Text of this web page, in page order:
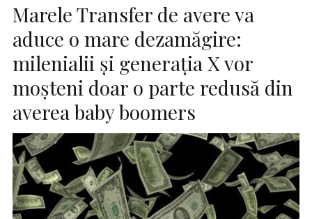
Marele Transfer de avere va
aduce o mare dezamăgire:
milenialii și generația X vor
moșteni doar o parte redusă din
averea baby boomers